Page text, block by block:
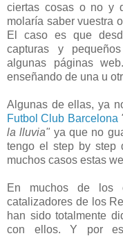
ciertas cosas o no y
molaría saber vuestra
El caso es que
capturas y
algunas páginas
enseñando de una u
Algunas de ellas, ya
Futbol Club Barcelona
la lluvia" ya que no
tengo el step by step
muchos casos estas
En muchos de los
catalizadores de los
han sido totalmente
con ellos. Y por